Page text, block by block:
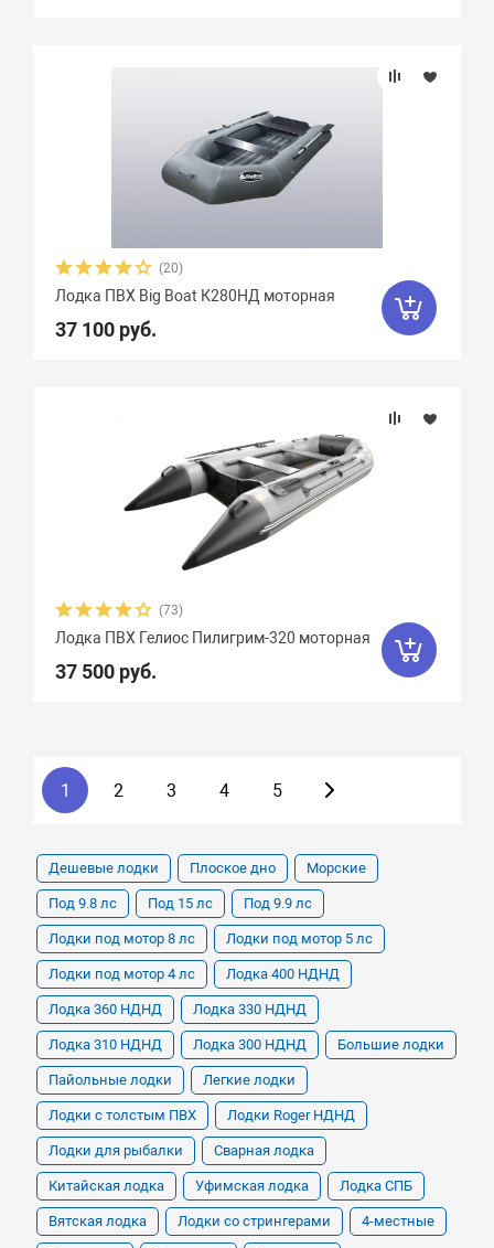
(20)
Лодка ПВХ Big Boat К280НД моторная
37 100 руб.
(73)
Лодка ПВХ Гелиос Пилигрим-320 моторная
37 500 руб.
1 2 3 4 5
Дешевые лодки Плоское дно Морские
Под 9.8 лс Под 15 лс Под 9.9 лс
Лодки под мотор 8 лс Лодки под мотор 5 лс
Лодки под мотор 4 лс Лодка 400 НДНД
Лодка 360 НДНД Лодка 330 НДНД
Лодка 310 НДНД Лодка 300 НДНД Большие лодки
Пайольные лодки Легкие лодки
Лодки с толстым ПВХ Лодки Roger НДНД
Лодки для рыбалки Сварная лодка
Китайская лодка Уфимская лодка Лодка СПБ
Вятская лодка Лодки со стрингерами 4-местные